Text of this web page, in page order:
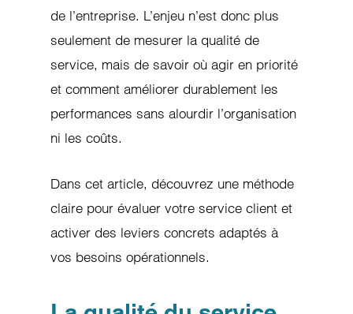
de l’entreprise. L’enjeu n’est donc plus
seulement de mesurer la qualité de
service, mais de savoir où agir en priorité
et comment améliorer durablement les
performances sans alourdir l’organisation
ni les coûts.
Dans cet article, découvrez une méthode
claire pour évaluer votre service client et
activer des leviers concrets adaptés à
vos besoins opérationnels.